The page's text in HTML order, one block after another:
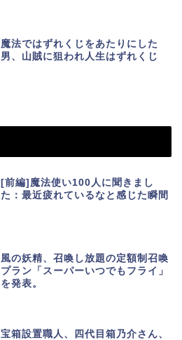
魔法ではずれくじをあたりにした
男、山賊に狙われ人生はずれくじ
[前編]魔法使い100人に聞きまし
た：最近疲れているなと感じた瞬間
風の妖精、召喚し放題の定額制召喚
プラン「スーパーいつでもフライ」
を発表。
宝箱設置職人、四代目箱乃介さん、